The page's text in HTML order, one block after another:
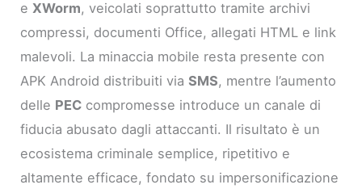
eXWorm, veicolati soprattutto tramite archivi
compressi, documenti Office, allegati HTML e link
malevoli. La minaccia mobile resta presente con
APK Android distribuiti viaSMS, mentre l’aumento
delle PEC compromesse introduce un canale di
fiducia abusato dagli attaccanti. Il risultato è un
ecosistema criminale semplice, ripetitivo e
altamente efficace, fondato su impersonificazione